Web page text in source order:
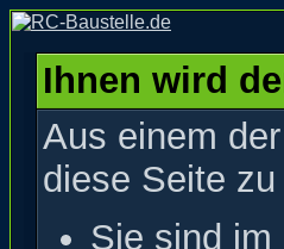
Ihnen wird
Aus einem
diese Seite
Sie sind im